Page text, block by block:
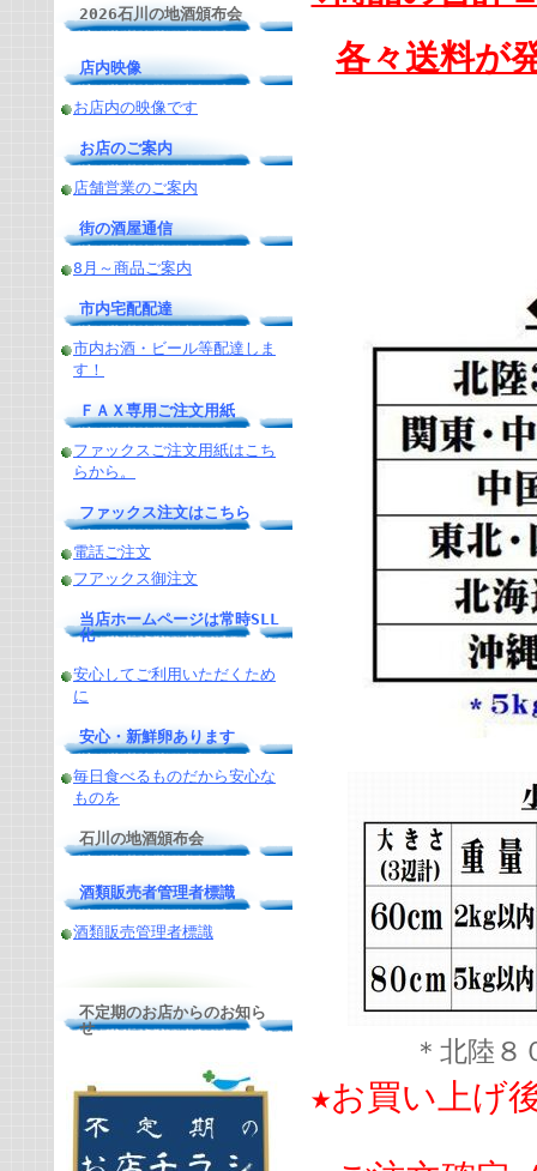
2026石川の地酒頒布会
店内映像
お店内の映像です
お店のご案内
店舗営業のご案内
街の酒屋通信
8月～商品ご案内
市内宅配配達
市内お酒・ビール等配達しま
す！
ＦＡＸ専用ご注文用紙
ファックスご注文用紙はこち
らから。
ファックス注文はこちら
電話ご注文
フアックス御注文
当店ホームページは常時SLL
化
安心してご利用いただくため
に
安心・新鮮卵あります
毎日食べるものだから安心な
ものを
石川の地酒頒布会
酒類販売者管理者標識
酒類販売管理者標識
不定期のお店からのお知ら
せ
各々送料が
＊北陸
★お買い上げ